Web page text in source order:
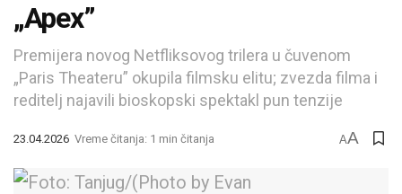
„Apex”
Premijera novog Netfliksovog trilera u čuvenom
„Paris Theateru” okupila filmsku elitu; zvezda filma i
reditelj najavili bioskopski spektakl pun tenzije
23.04.2026 Vreme čitanja: 1 min čitanja AA